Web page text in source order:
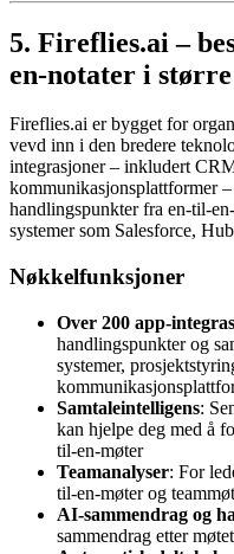
5. Fireflies.ai –
en-notater i
Fireflies.ai er bygget for
vevd inn i den bredere
integrasjoner – inkludert
kommunikasjonsplattformer
handlingspunkter fra en-til-
systemer som Salesforce,
Nøkkelfunksjoner
Over 200 app-
handlingspunkter og
systemer,
Samtaleintelligens:
kan hjelpe deg med å
til-en-møter
Teamanalyser: For
til-en-møter og
AI-sammendrag og
sammendrag etter